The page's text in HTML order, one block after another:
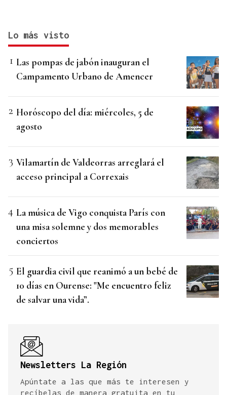
Lo más visto
Las pompas de jabón inauguran el
Campamento Urbano de Amencer
Horóscopo del día: miércoles, 5 de
agosto
Vilamartín de Valdeorras arreglará el
acceso principal a Correxais
La música de Vigo conquista París con
una misa solemne y dos memorables
conciertos
El guardia civil que reanimó a un bebé de
10 días en Ourense: "Me encuentro feliz
de salvar una vida”.
Newsletters La Región
Apúntate a las que más te interesen y
recíbelas de manera gratuita en tu